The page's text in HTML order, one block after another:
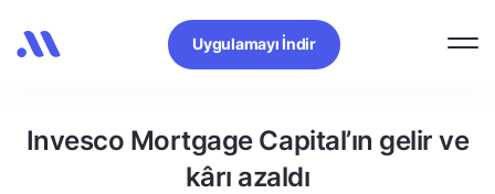
Uygulamayı İndir
Invesco Mortgage Capital’ın gelir ve
kârı azaldı